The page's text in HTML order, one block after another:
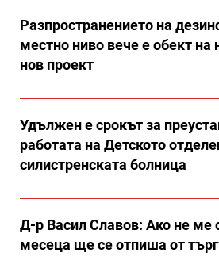
Разпространението на
местно ниво вече е обект
нов проект
Удължен е срокът за
работата на Детското
силистренската болница
Д-р Васил Славов: Ако не ме
месеца ще се отпиша от